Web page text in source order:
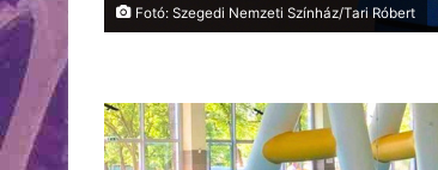
Fotó: Szegedi Nemzeti Színház/Tari Róbert